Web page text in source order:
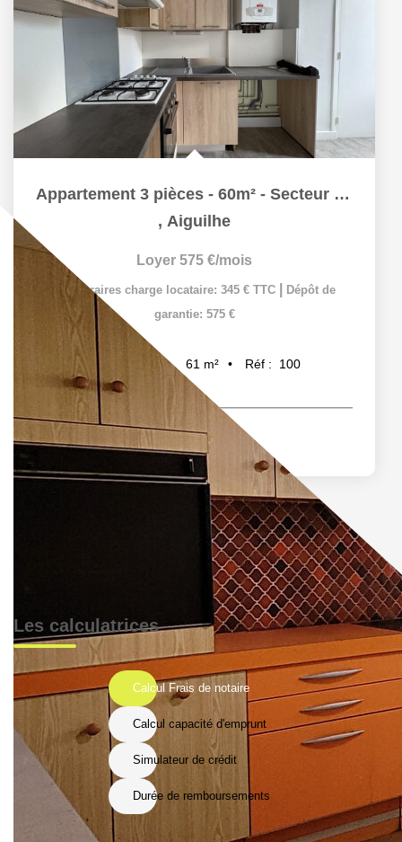
Appartement 3 pièces - 60m² - Secteur Carnot
, Aiguilhe
Loyer 575 €/mois
Honoraires charge locataire: 345 € TTC
Dépôt de
garantie: 575 €
3 61 m² Réf : 100
Les calculatrices
Calcul Frais de notaire
Calcul capacité d'emprunt
Simulateur de crédit
Durée de remboursements